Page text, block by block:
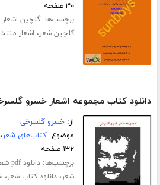
۳۰ صفحه
برچسب‌ها:گلچین اشعار
گلچین شعر، اشعار
دانلود کتاب مجموعه اشعار خسرو
از:خسرو گلسرخی
موضوع:کتاب‌های شعر
۱۳۲ صفحه
برچسب‌ها:دانلود pdf شعر
شعر،دانلود کتاب شعر،